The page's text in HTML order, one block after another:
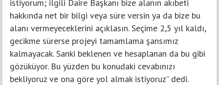
istiyorum; ilgili Daire Başkanı bize alanın akıbeti
hakkında net bir bilgi veya süre versin ya da bize bu
alanı vermeyeceklerini açıklasın. Seçime 2,5 yıl kaldı,
gecikme sürerse projeyi tamamlama şansımız
kalmayacak. Sanki beklenen ve hesaplanan da bu gibi
gözüküyor. Bu yüzden bu konudaki cevabınızı
bekliyoruz ve ona göre yol almak istiyoruz” dedi.